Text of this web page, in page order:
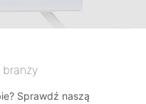
Sprawdź naszą